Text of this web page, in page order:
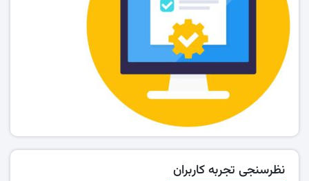
نظرسنجی تجربه کاربران